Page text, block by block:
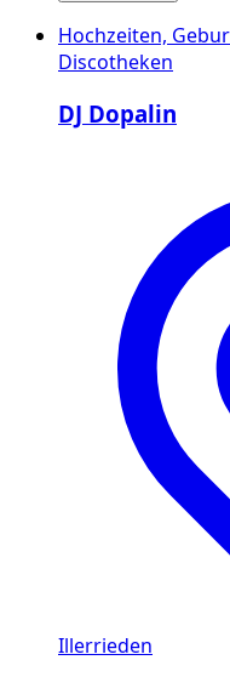
Hochzeiten,
Discotheken
DJ Dopalin
Illerrieden